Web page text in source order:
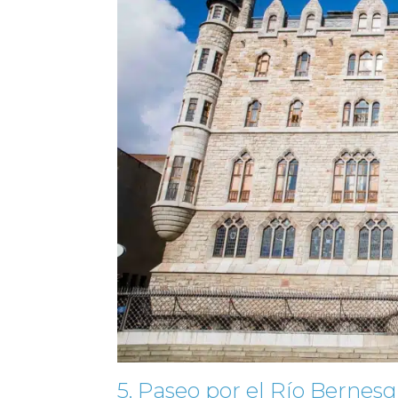
5. Paseo por el Río